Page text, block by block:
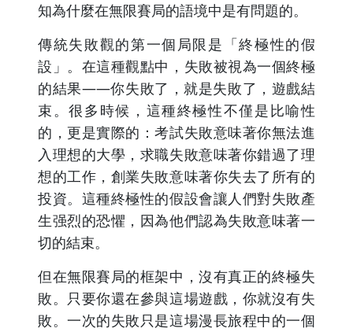
知為什麼在無限賽局的語境中是有問題的。
傳統失敗觀的第一個局限是「終極性的假
設」。在這種觀點中，失敗被視為一個終極
的結果——你失敗了，就是失敗了，遊戲結
束。很多時候，這種終極性不僅是比喻性
的，更是實際的：考試失敗意味著你無法進
入理想的大學，求職失敗意味著你錯過了理
想的工作，創業失敗意味著你失去了所有的
投資。這種終極性的假設會讓人們對失敗產
生强烈的恐懼，因為他們認為失敗意味著一
切的結束。
但在無限賽局的框架中，沒有真正的終極失
敗。只要你還在參與這場遊戲，你就沒有失
敗。一次的失敗只是這場漫長旅程中的一個